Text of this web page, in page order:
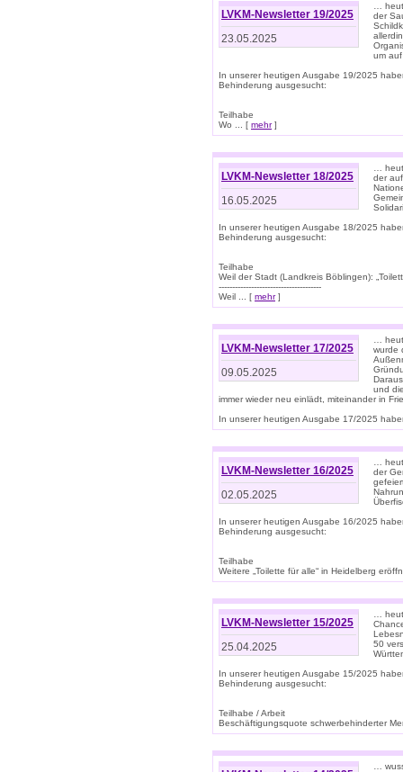
LVKM-Newsletter 19/2025
23.05.2025
…
der
um
In unserer heutigen Ausgabe 19/2025
Behinderung ausgesucht:
Teilhabe
Wo ... [ mehr]
LVKM-Newsletter 18/2025
16.05.2025
…
der
In unserer heutigen Ausgabe 18/2025
Behinderung ausgesucht:
Teilhabe
Weil der Stadt (Landkreis Böblingen):
--------------------------------------
Weil ... [ mehr]
LVKM-Newsletter 17/2025
09.05.2025
…
wurde
und
immer wieder neu einlädt, miteinander in
In unserer heutigen Ausgabe 17/2025
LVKM-Newsletter 16/2025
02.05.2025
…
der
In unserer heutigen Ausgabe 16/2025
Behinderung ausgesucht:
Teilhabe
Weitere „Toilette für alle“ in Heidelberg
LVKM-Newsletter 15/2025
25.04.2025
…
50
In unserer heutigen Ausgabe 15/2025
Behinderung ausgesucht:
Teilhabe / Arbeit
Beschäftigungsquote schwerbehinderter
…